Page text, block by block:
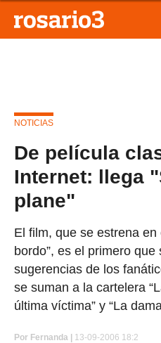
NOTICIAS
De película
Internet: llega
plane"
El film, que se estrena
bordo”, es el primero
sugerencias de los
se suman a la cartelera
última víctima” y “La
Por Fernanda | 13-09-2006 18:2